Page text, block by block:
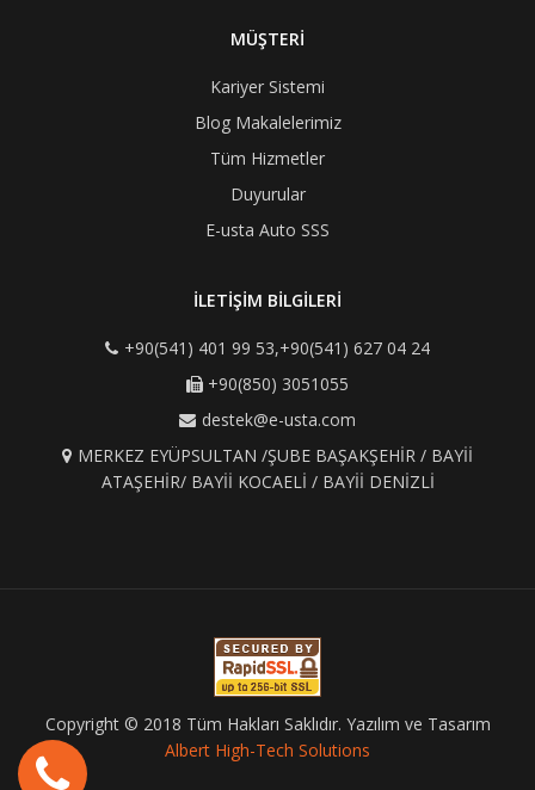
MÜŞTERİ
Kariyer Sistemi
Blog Makalelerimiz
Tüm Hizmetler
Duyurular
E-usta Auto SSS
İLETİŞİM BİLGİLERİ
+90(541) 401 99 53,+90(541) 627 04 24
+90(850) 3051055
destek@e-usta.com
MERKEZ EYÜPSULTAN /ŞUBE BAŞAKŞEHİR / BAYİİ
ATAŞEHİR/ BAYİİ KOCAELİ / BAYİİ DENİZLİ
Copyright © 2018 Tüm Hakları Saklıdır. Yazılım ve Tasarım
Albert High-Tech Solutions